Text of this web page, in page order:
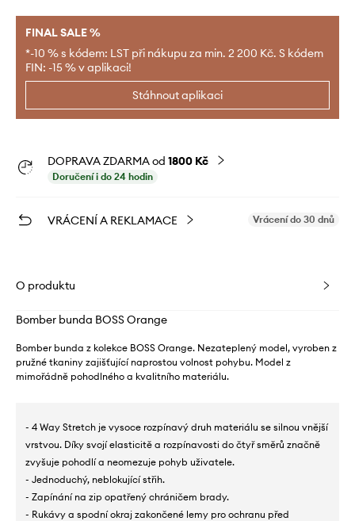
FINAL SALE %
*-10 % s kódem: LST při nákupu za min. 2 200 Kč. S kódem
FIN: -15 % v aplikaci!
Stáhnout aplikaci
DOPRAVA ZDARMA od 1800 Kč
Doručení i do 24 hodin
VRÁCENÍ A REKLAMACE Vrácení do 30 dnů
O produktu
Bomber bunda BOSS Orange
Bomber bunda z kolekce BOSS Orange. Nezateplený model, vyroben z
pružné tkaniny zajišťující naprostou volnost pohybu. Model z
mimořádně pohodlného a kvalitního materiálu.
- 4 Way Stretch je vysoce rozpínavý druh materiálu se silnou vnější
vrstvou. Díky svojí elasticitě a rozpínavosti do čtyř směrů značně
zvyšuje pohodlí a neomezuje pohyb uživatele.
- Jednoduchý, neblokující střih.
- Zapínání na zip opatřený chráničem brady.
- Rukávy a spodní okraj zakončené lemy pro ochranu před